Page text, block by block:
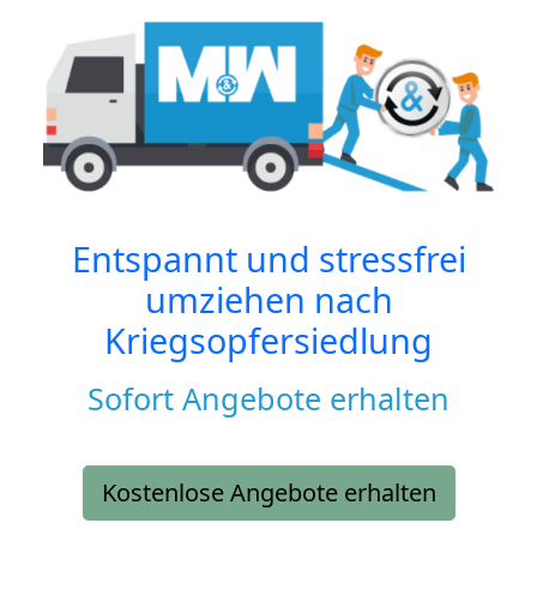
Entspannt und stressfrei
umziehen nach
Kriegsopfersiedlung
Sofort Angebote erhalten
Kostenlose Angebote erhalten